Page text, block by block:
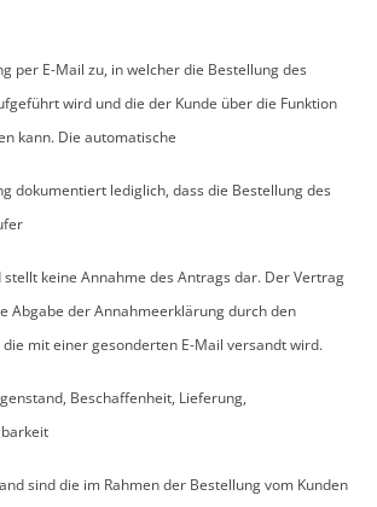
per E-Mail zu, in welcher die Bestellung des
wird und die der Kunde über die Funktion
kann. Die automatische
dokumentiert lediglich, dass die Bestellung des
keine Annahme des Antrags dar. Der Vertrag
Abgabe der Annahmeerklärung durch den
mit einer gesonderten E-Mail versandt wird.
Beschaffenheit, Lieferung,
sind die im Rahmen der Bestellung vom Kunden